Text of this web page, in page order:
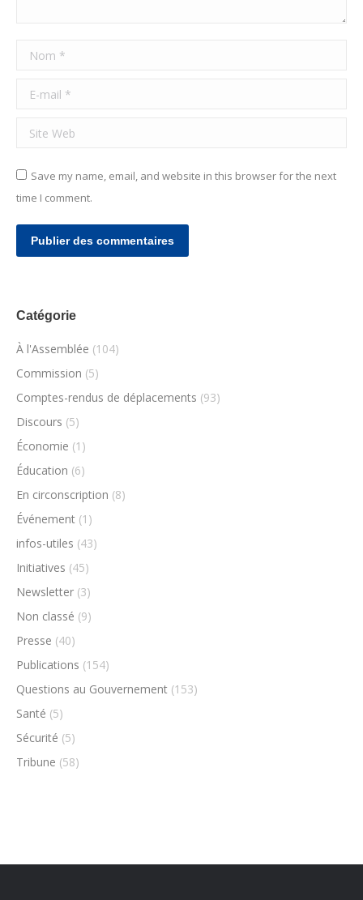
Nom *
E-mail *
Site Web
Save my name, email, and website in this browser for the next
time I comment.
Publier des commentaires
Catégorie
À l'Assemblée (104)
Commission (5)
Comptes-rendus de déplacements (93)
Discours (5)
Économie (1)
Éducation (6)
En circonscription (8)
Événement (1)
infos-utiles (43)
Initiatives (45)
Newsletter (3)
Non classé (9)
Presse (40)
Publications (154)
Questions au Gouvernement (153)
Santé (5)
Sécurité (5)
Tribune (58)